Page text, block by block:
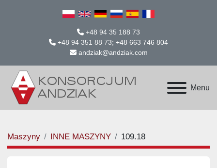
+48 94 35 188 73
+48 94 351 88 73; +48 663 746 804
andziak@andziak.com
Menu
Maszyny INNE MASZYNY 109.18